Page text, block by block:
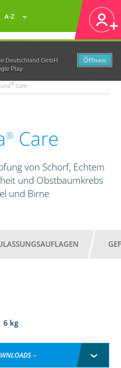
Deutschland GmbH
Play
Öffnen
A-Z
® Care
® Care
von Schorf, Echtem
und Obstbaumkrebs
und Birne
6 kg
–